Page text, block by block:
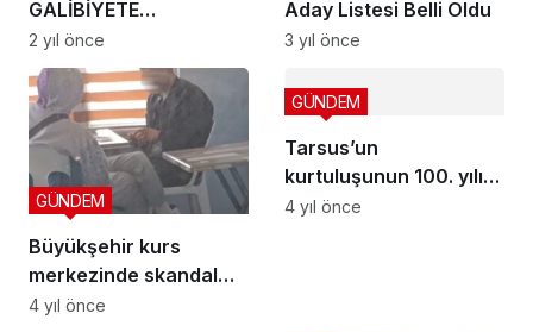
GALİBİYETE
DOYMUYOR
2 yıl önce
Aday Listesi Belli Oldu
3 yıl önce
Büyükşehir kurs
merkezinde skandal
görüntüler
GÜNDEM
4 yıl önce
Tarsus’un
kurtuluşunun 100. yılı
coşkuyla kutlandı
GÜNDEM
4 yıl önce